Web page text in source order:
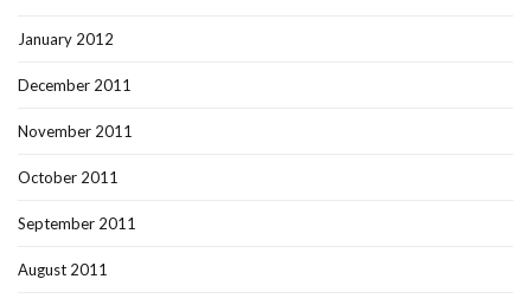
January 2012
December 2011
November 2011
October 2011
September 2011
August 2011